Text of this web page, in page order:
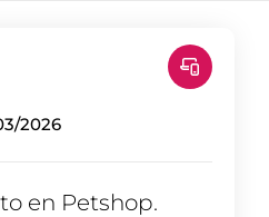
2026
en Petshop.